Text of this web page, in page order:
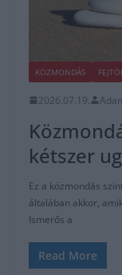
KÖZMONDÁS
2026.07.19.
kétszer
Ez a közmondás
általában akkor,
Ismerős a
Read More